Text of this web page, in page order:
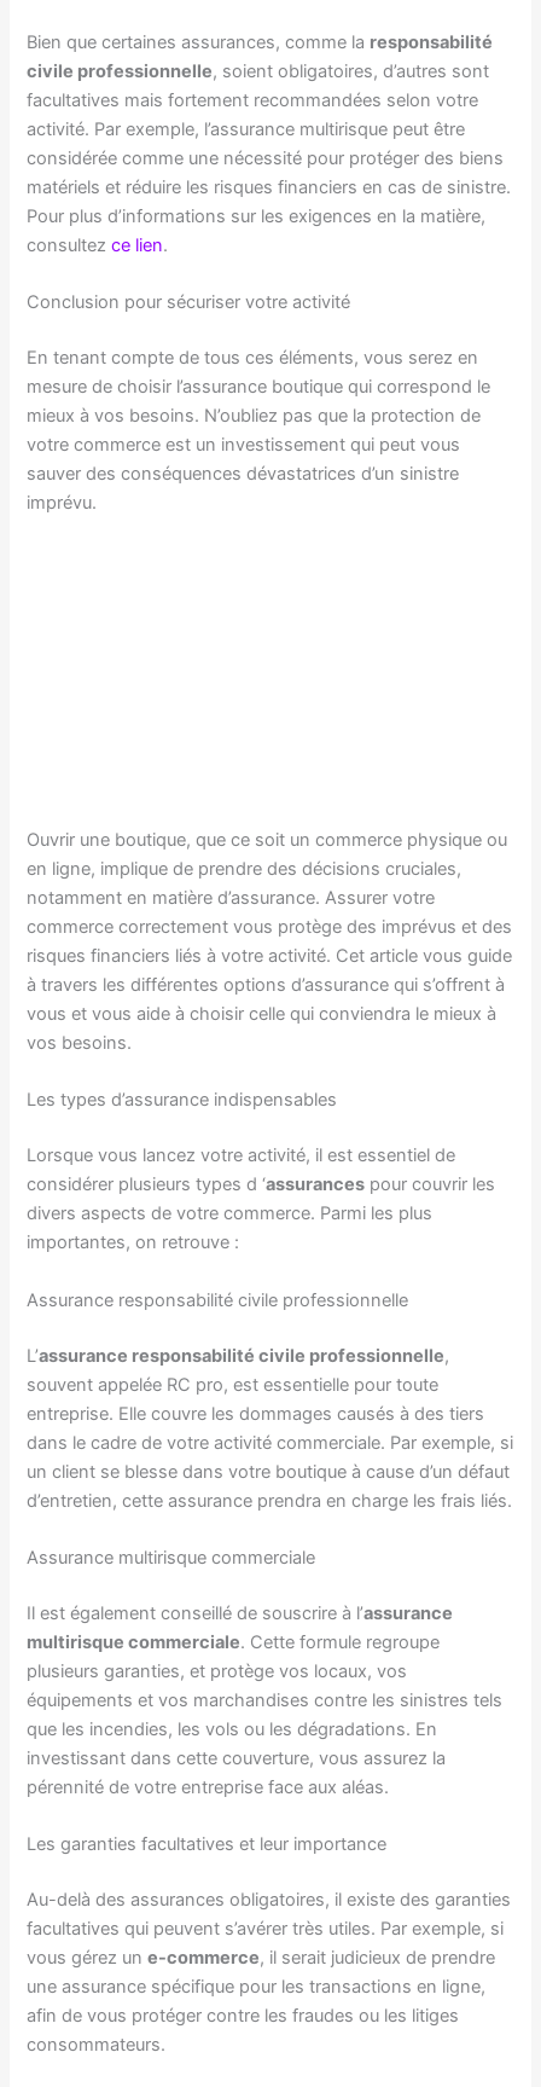
Bien que certaines assurances, comme la responsabilité
civile professionnelle, soient obligatoires, d’autres sont
facultatives mais fortement recommandées selon votre
activité. Par exemple, l’assurance multirisque peut être
considérée comme une nécessité pour protéger des biens
matériels et réduire les risques financiers en cas de sinistre.
Pour plus d’informations sur les exigences en la matière,
consultezce lien.
Conclusion pour sécuriser votre activité
En tenant compte de tous ces éléments, vous serez en
mesure de choisir l’assurance boutique qui correspond le
mieux à vos besoins. N’oubliez pas que la protection de
votre commerce est un investissement qui peut vous
sauver des conséquences dévastatrices d’un sinistre
imprévu.
Ouvrir une boutique, que ce soit un commerce physique ou
en ligne, implique de prendre des décisions cruciales,
notamment en matière d’assurance. Assurer votre
commerce correctement vous protège des imprévus et des
risques financiers liés à votre activité. Cet article vous guide
à travers les différentes options d’assurance qui s’offrent à
vous et vous aide à choisir celle qui conviendra le mieux à
vos besoins.
Les types d’assurance indispensables
Lorsque vous lancez votre activité, il est essentiel de
considérer plusieurs types d ‘assurances pour couvrir les
divers aspects de votre commerce. Parmi les plus
importantes, on retrouve :
Assurance responsabilité civile professionnelle
L’assurance responsabilité civile professionnelle,
souvent appelée RC pro, est essentielle pour toute
entreprise. Elle couvre les dommages causés à des tiers
dans le cadre de votre activité commerciale. Par exemple, si
un client se blesse dans votre boutique à cause d’un défaut
d’entretien, cette assurance prendra en charge les frais liés.
Assurance multirisque commerciale
Il est également conseillé de souscrire à l’assurance
multirisque commerciale. Cette formule regroupe
plusieurs garanties, et protège vos locaux, vos
équipements et vos marchandises contre les sinistres tels
que les incendies, les vols ou les dégradations. En
investissant dans cette couverture, vous assurez la
pérennité de votre entreprise face aux aléas.
Les garanties facultatives et leur importance
Au-delà des assurances obligatoires, il existe des garanties
facultatives qui peuvent s’avérer très utiles. Par exemple, si
vous gérez une-commerce, il serait judicieux de prendre
une assurance spécifique pour les transactions en ligne,
afin de vous protéger contre les fraudes ou les litiges
consommateurs.